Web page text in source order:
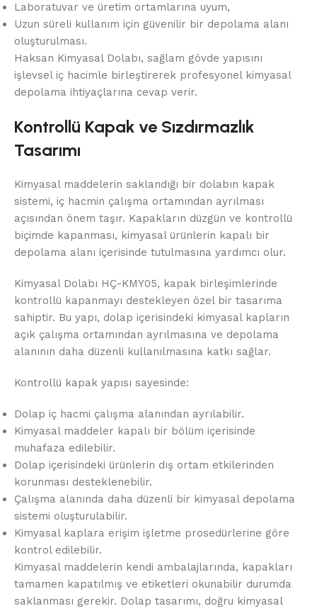
Laboratuvar ve üretim ortamlarına uyum,
Uzun süreli kullanım için güvenilir bir depolama alanı
oluşturulması.
Haksan Kimyasal Dolabı, sağlam gövde yapısını
işlevsel iç hacimle birleştirerek profesyonel kimyasal
depolama ihtiyaçlarına cevap verir.
Kontrollü Kapak ve Sızdırmazlık
Tasarımı
Kimyasal maddelerin saklandığı bir dolabın kapak
sistemi, iç hacmin çalışma ortamından ayrılması
açısından önem taşır. Kapakların düzgün ve kontrollü
biçimde kapanması, kimyasal ürünlerin kapalı bir
depolama alanı içerisinde tutulmasına yardımcı olur.
Kimyasal Dolabı HÇ-KMY05, kapak birleşimlerinde
kontrollü kapanmayı destekleyen özel bir tasarıma
sahiptir. Bu yapı, dolap içerisindeki kimyasal kapların
açık çalışma ortamından ayrılmasına ve depolama
alanının daha düzenli kullanılmasına katkı sağlar.
Kontrollü kapak yapısı sayesinde:
Dolap iç hacmi çalışma alanından ayrılabilir.
Kimyasal maddeler kapalı bir bölüm içerisinde
muhafaza edilebilir.
Dolap içerisindeki ürünlerin dış ortam etkilerinden
korunması desteklenebilir.
Çalışma alanında daha düzenli bir kimyasal depolama
sistemi oluşturulabilir.
Kimyasal kaplara erişim işletme prosedürlerine göre
kontrol edilebilir.
Kimyasal maddelerin kendi ambalajlarında, kapakları
tamamen kapatılmış ve etiketleri okunabilir durumda
saklanması gerekir. Dolap tasarımı, doğru kimyasal